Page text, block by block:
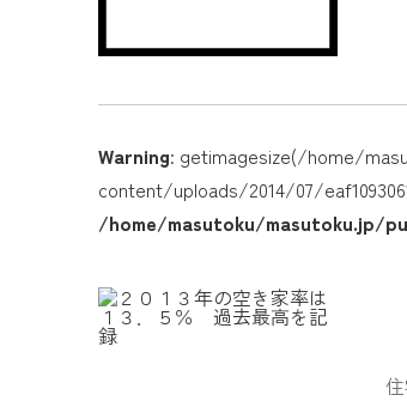
Warning: getimagesize(/home/
content/uploads/2014/07/
/home/masutoku/masutoku.jp/